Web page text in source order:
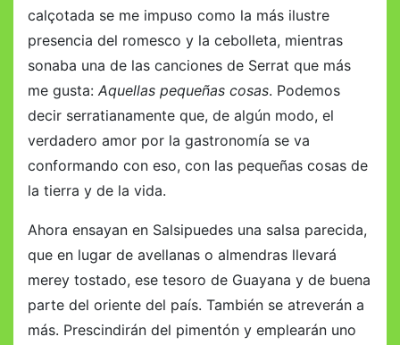
calçotada se me impuso como la más ilustre
presencia del romesco y la cebolleta, mientras
sonaba una de las canciones de Serrat que más
me gusta: Aquellas pequeñas cosas. Podemos
decir serratianamente que, de algún modo, el
verdadero amor por la gastronomía se va
conformando con eso, con las pequeñas cosas de
la tierra y de la vida.
Ahora ensayan en Salsipuedes una salsa parecida,
que en lugar de avellanas o almendras llevará
merey tostado, ese tesoro de Guayana y de buena
parte del oriente del país. También se atreverán a
más. Prescindirán del pimentón y emplearán uno